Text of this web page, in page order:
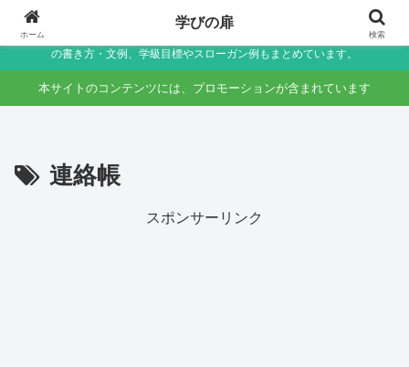
小学生〜未就学児の保護者向け家庭学習・学校生活サポートサイト～助詞・言
葉の違いなど国語のつまずきをやさしく解説しつつ、学校生活で役立つ連絡帳
の書き方・文例、学級目標やスローガン例もまとめています。
本サイトのコンテンツには、プロモーションが含まれています
連絡帳
スポンサーリンク
ホーム
学びの扉
検索